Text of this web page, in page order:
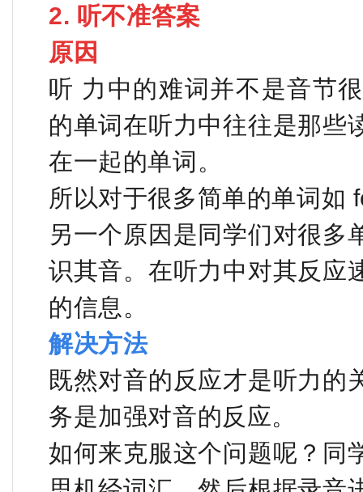
2. 听不准答案
原因
听 力中的难词并不是音节
的单词在听力中往往是那些
在一起的单词。
所以对于很多简单的单词如
另一个原因是同学们对很多
识其音。在听力中对其反应
的信息。
解决方法
既然对音的反应才是听力的
务是加强对音的反应。
如何来克服这个问题呢？同